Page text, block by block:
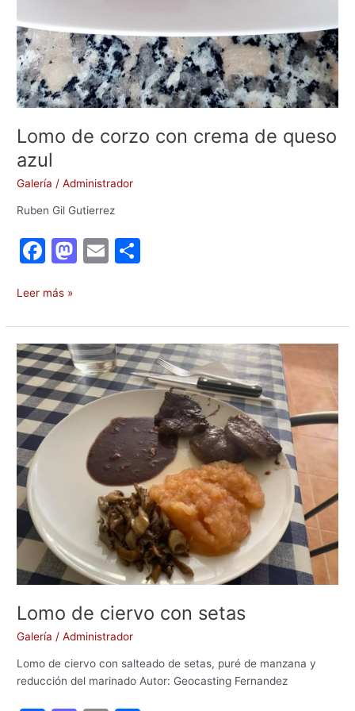
Lomo de corzo con crema de queso
azul
Galería /Administrador
Ruben Gil Gutierrez
F
c
e
b
o
o
k
M
o
d
o
n
E
l
p
ar
tir
Leer más »
Lomo de ciervo con setas
Galería /Administrador
Lomo de ciervo con salteado de setas, puré de manzana y
reducción del marinado Autor: Geocasting Fernandez
Lomo
de
ciervo
con
setas